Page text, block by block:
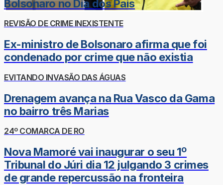
Bolsonaro no Dia dos Pais
REVISÃO DE CRIME INEXISTENTE
Ex-ministro de Bolsonaro afirma que foi
condenado por crime que não existia
EVITANDO INVASÃO DAS ÁGUAS
Drenagem avança na Rua Vasco da Gama
no bairro três Marias
24º COMARCA DE RO
Nova Mamoré vai inaugurar o seu 1º
Tribunal do Júri dia 12 julgando 3 crimes
de grande repercussão na fronteira